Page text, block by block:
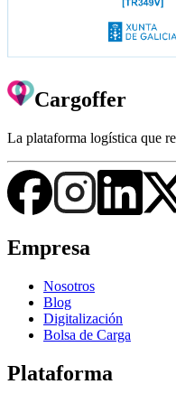
Cargoffer
La plataforma logística que
Empresa
Nosotros
Blog
Digitalización
Bolsa de Carga
Plataforma